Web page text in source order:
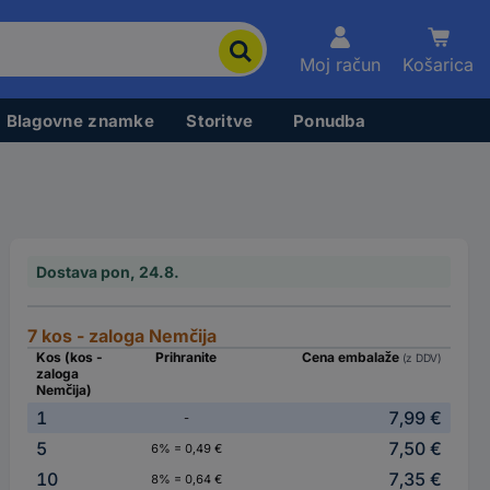
Moj račun Košarica
Blagovne znamke Storitve Ponudba
Dostava pon, 24.8.
7 kos - zaloga Nemčija
Kos (kos -
zaloga
Nemčija)
Prihranite Cena embalaže (z DDV)
1 -
7,99 €
5
6% = 0,49 €
7,50 €
10
8% = 0,64 € 7,35 €